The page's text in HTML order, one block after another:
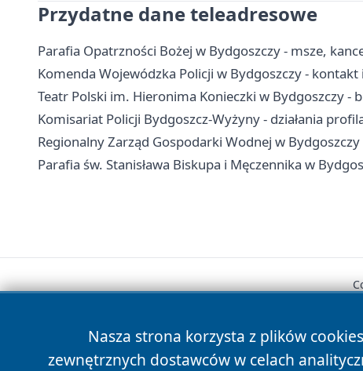
Przydatne dane teleadresowe
Parafia Opatrzności Bożej w Bydgoszczy - msze,
Komenda Wojewódzka Policji w Bydgoszczy -
Teatr Polski im. Hieronima Konieczki w Bydgoszczy -
Komisariat Policji Bydgoszcz-Wyżyny - działania
Regionalny Zarząd Gospodarki Wodnej w
Parafia św. Stanisława Biskupa i Męczennika w
Nasza strona korzysta z plików
zewnętrznych dostawców w celach